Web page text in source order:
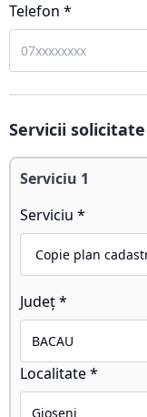
Telefon *
Servicii
Serviciu 1
Serviciu *
Județ *
Localitate *